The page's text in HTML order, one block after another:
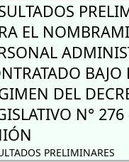
EL
BAJO
DEL
N°
PRELIMINARES